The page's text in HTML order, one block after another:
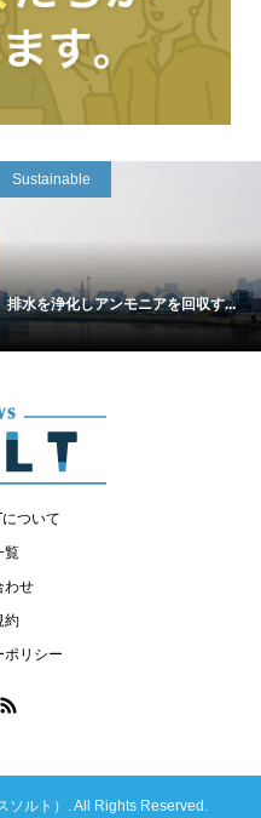
Sustainable
排水を浄化しアンモニアを回収す...
ついて
覧
わせ
約
ポリシー
ソルト）. All Rights Reserved.